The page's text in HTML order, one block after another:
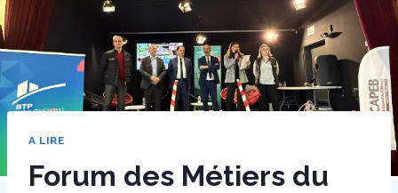
A LIRE
Forum des Métiers du